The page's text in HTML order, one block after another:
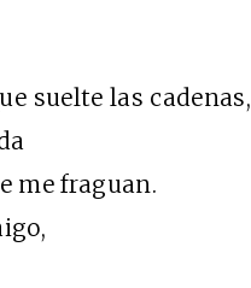
suelte las cadenas,
me fraguan.